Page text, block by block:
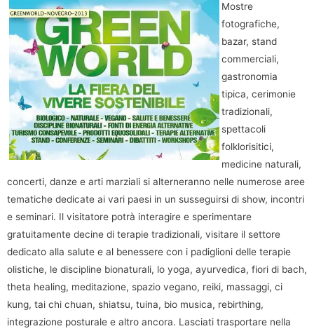
Mostre
fotografiche,
bazar, stand
commerciali,
gastronomia
tipica, cerimonie
tradizionali,
spettacoli
folklorisitici,
medicine naturali,
concerti, danze e arti marziali si alterneranno nelle numerose aree
tematiche dedicate ai vari paesi in un susseguirsi di show, incontri
e seminari. Il visitatore potrà interagire e sperimentare
gratuitamente decine di terapie tradizionali, visitare il settore
dedicato alla salute e al benessere con i padiglioni delle terapie
olistiche, le discipline bionaturali, lo yoga, ayurvedica, fiori di bach,
theta healing, meditazione, spazio vegano, reiki, massaggi, ci
kung, tai chi chuan, shiatsu, tuina, bio musica, rebirthing,
integrazione posturale e altro ancora. Lasciati trasportare nella